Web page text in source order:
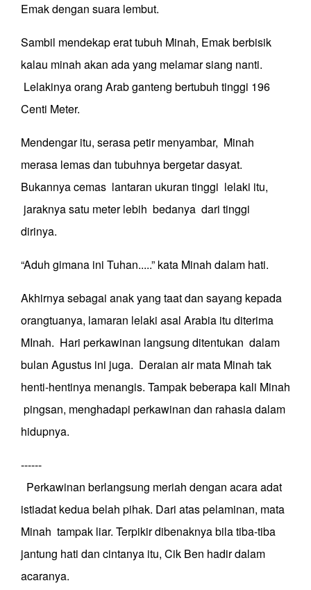
Emak dengan suara lembut.
Sambil mendekap erat tubuh Minah, Emak berbisik
kalau minah akan ada yang melamar siang nanti.
Lelakinya orang Arab ganteng bertubuh tinggi 196
Centi Meter.
Mendengar itu, serasa petir menyambar, Minah
merasa lemas dan tubuhnya bergetar dasyat.
Bukannya cemas lantaran ukuran tinggi lelaki itu,
jaraknya satu meter lebih bedanya dari tinggi
dirinya.
“Aduh gimana ini Tuhan.....” kata Minah dalam hati.
Akhirnya sebagai anak yang taat dan sayang kepada
orangtuanya, lamaran lelaki asal Arabia itu diterima
MInah. Hari perkawinan langsung ditentukan dalam
bulan Agustus ini juga. Deraian air mata Minah tak
henti-hentinya menangis. Tampak beberapa kali Minah
pingsan, menghadapi perkawinan dan rahasia dalam
hidupnya.
------
Perkawinan berlangsung meriah dengan acara adat
istiadat kedua belah pihak. Dari atas pelaminan, mata
Minah tampak liar. Terpikir dibenaknya bila tiba-tiba
jantung hati dan cintanya itu, Cik Ben hadir dalam
acaranya.